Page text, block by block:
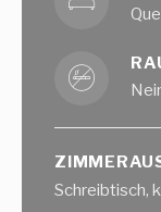
Schreibtisch,